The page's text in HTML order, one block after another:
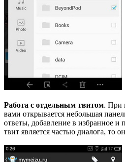
Работа с отдельным твитом. При
вами открывается небольшая
ответы, добавление в избранное и
твит является частью диалога, то